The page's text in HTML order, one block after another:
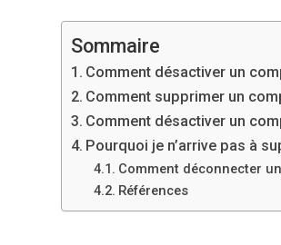
Sommaire
Comment désactiver un
Comment supprimer un
Comment désactiver un
Pourquoi je n’arrive pas à
Comment déconnecter
Références